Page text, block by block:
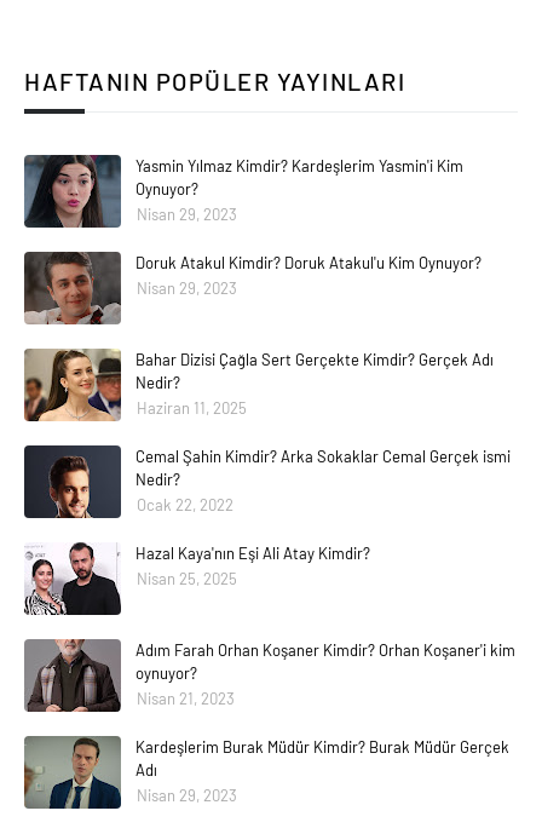
HAFTANIN POPÜLER YAYINLARI
Yasmin Yılmaz Kimdir? Kardeşlerim Yasmin'i Kim
Oynuyor?
Nisan 29, 2023
Doruk Atakul Kimdir? Doruk Atakul'u Kim Oynuyor?
Nisan 29, 2023
Bahar Dizisi Çağla Sert Gerçekte Kimdir? Gerçek Adı
Nedir?
Haziran 11, 2025
Cemal Şahin Kimdir? Arka Sokaklar Cemal Gerçek ismi
Nedir?
Ocak 22, 2022
Hazal Kaya'nın Eşi Ali Atay Kimdir?
Nisan 25, 2025
Adım Farah Orhan Koşaner Kimdir? Orhan Koşaner'i kim
oynuyor?
Nisan 21, 2023
Kardeşlerim Burak Müdür Kimdir? Burak Müdür Gerçek
Adı
Nisan 29, 2023